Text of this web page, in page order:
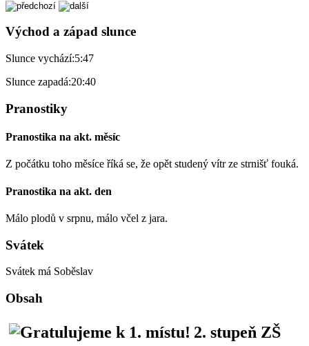
Východ a západ slunce
Slunce vychází:5:47
Slunce zapadá:20:40
Pranostiky
Pranostika na akt. měsíc
Z počátku toho měsíce říká se, že opět studený vítr ze strnišť fouká.
Pranostika na akt. den
Málo plodů v srpnu, málo včel z jara.
Svátek
Svátek má Soběslav
Obsah
2. stupeň ZŠ